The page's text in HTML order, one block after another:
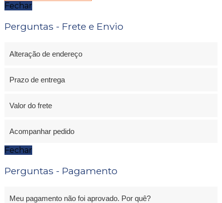
Fechar
Perguntas - Frete e Envio
Alteração de endereço
Prazo de entrega
Valor do frete
Acompanhar pedido
Fechar
Perguntas - Pagamento
Meu pagamento não foi aprovado. Por quê?